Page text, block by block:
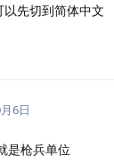
先切到简体中文
6日
是枪兵单位